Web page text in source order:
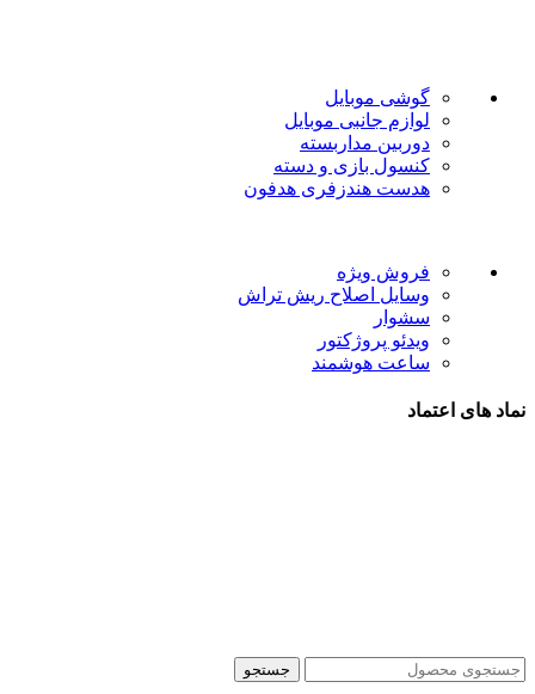
گوشی موبایل
لوازم جانبی موبایل
دوربین مداربسته
کنسول بازی و دسته
هدست هندزفری هدفون
فروش ویژه
وسایل اصلاح ریش تراش
سشوار
ویدئو پروژکتور
ساعت هوشمند
نماد های اعتماد
جستجو